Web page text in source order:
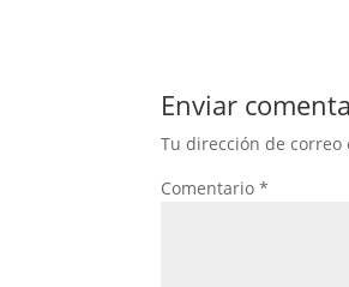
Enviar
Tu dirección de
Comentario*